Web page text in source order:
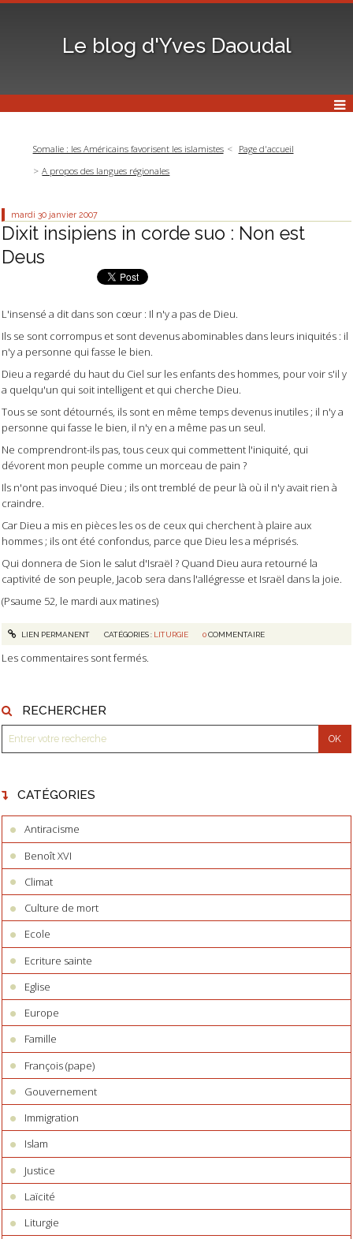
Le blog d'Yves Daoudal
RECHERCHER
CATÉGORIES
Antiracisme
Benoît XVI
Climat
Culture de mort
Ecole
Ecriture sainte
Eglise
Europe
Famille
François (pape)
Gouvernement
Immigration
Islam
Justice
Laïcité
Liturgie
Somalie : les Américains favorisent les islamistes
Page d'accueil
A propos des langues régionales
mardi 30 janvier 2007
Dixit insipiens in corde suo : Non est
Deus
L'insensé a dit dans son cœur : Il n'y a pas de Dieu.
Ils se sont corrompus et sont devenus abominables dans leurs iniquités : il
n'y a personne qui fasse le bien.
Dieu a regardé du haut du Ciel sur les enfants des hommes, pour voir s'il y
a quelqu'un qui soit intelligent et qui cherche Dieu.
Tous se sont détournés, ils sont en même temps devenus inutiles ; il n'y a
personne qui fasse le bien, il n'y en a même pas un seul.
Ne comprendront-ils pas, tous ceux qui commettent l'iniquité, qui
dévorent mon peuple comme un morceau de pain ?
Ils n'ont pas invoqué Dieu ; ils ont tremblé de peur là où il n'y avait rien à
craindre.
Car Dieu a mis en pièces les os de ceux qui cherchent à plaire aux
hommes ; ils ont été confondus, parce que Dieu les a méprisés.
Qui donnera de Sion le salut d'Israël ? Quand Dieu aura retourné la
captivité de son peuple, Jacob sera dans l'allégresse et Israël dans la joie.
(Psaume 52, le mardi aux matines)
LIEN PERMANENT CATÉGORIES : LITURGIE 0COMMENTAIRE
Les commentaires sont fermés.